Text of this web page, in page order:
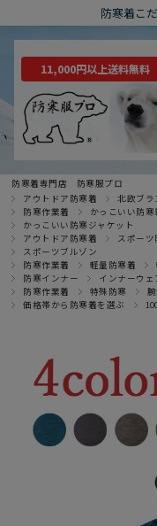
防寒着こ
11,000円以上送料無料
防寒着専門店 防寒服プロ
アウトドア防寒着
北欧ブラ
防寒作業着
かっこいい防寒
かっこいい防寒ジャケット
アウトドア防寒着
スポーツ
スポーツブルゾン
防寒作業着
軽量防寒着
防寒インナー
インナーウェ
防寒作業着
特殊防寒
価格帯から防寒着を選ぶ